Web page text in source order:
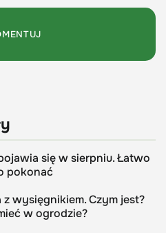
się w sierpniu. Łatwo
pokonać
wysięgnikiem. Czym jest?
w ogrodzie?